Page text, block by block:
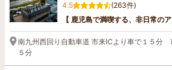
4.5
(263件)
【 鹿児島で満喫する、非日常の
南九州西回り自動車道 市来ICより車で１５分
５分